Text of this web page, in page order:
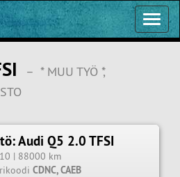
– * MUU TYÖ *,
Audi Q5 2.0 TFSI
| 88000 km
CDNC, CAEB